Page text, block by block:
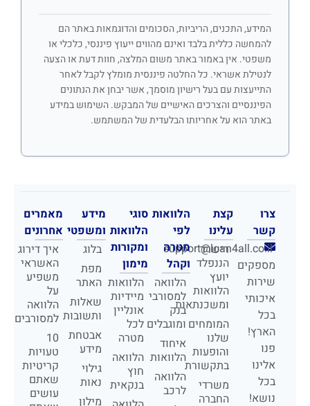
המידע, התכנים, הריביות, הסכומים והדוגמאות באתר הם
להמחשה כללית בלבד ואינם מהווים ייעוץ פיננסי, כלכלי או
משפטי. אין באמור באתר משום המלצה, חוות דעת או הצעה
לנטילת אשראי. כל החלטה פיננסית מומלץ לקבל לאחר
התייעצות עם בעל רישיון מוסמך, אשר יבחן את הנתונים
הפיננסיים והצרכים האישיים של המבקש. השימוש במידע
באתר הוא על אחריותו הבלעדית של המשתמש.
צרו
קשר
support@loan4all.co.il
מספקים
שירות
איכותי
בכל
הארץ!
פנו
אלינו
בכל
נושא!
קצת
עלינו
רישרד
הננפלד
יועץ
הלוואות
ומשכנתאות
המומחים
שלנו
והופעות
בתקשורת
משרדי
החברה
הלוואות
לפי
מטרה
וקהל
הלוואה
למסורבי
בנק
ומוגבלים
איחוד
הלוואות
הלוואה
לרכב
סוגי
הלוואות
ומקורות
מימון
הלוואות
מיידיות
אונליין
לכל
מטרה
הלוואה
חוץ
בנקאית
מידע
ומשפטי
בלוג
מפת
האתר
שאלות
ותשובות
אבטחת
מידע
גילוי
נאות
מילון
מאמרים
אחרונים
איך דירוג
האשראי
משפיע
על
הלוואה
למסורבים
10
טעויות
קריטיות
שאתם
עושים